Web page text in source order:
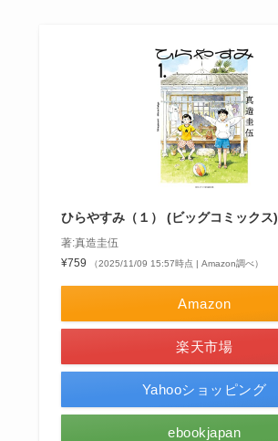
ひらやすみ（１） (ビッグコミックス)
著:真造圭伍
¥759
（2025/11/09 15:57時点 | Amazon調べ）
Amazon
楽天市場
Yahooショッピング
ebookjapan